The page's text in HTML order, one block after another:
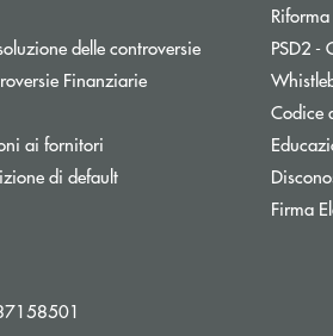
delle controversie
FinanziarieApre una nuova finestra
ai fornitori Apre una nuova finestra
di default
PSD2 -
Codice
Firma